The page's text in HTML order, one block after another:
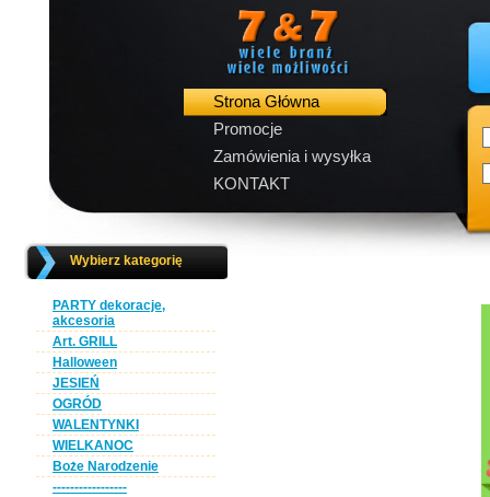
Strona Główna
Promocje
Zamówienia i wysyłka
KONTAKT
Wybierz kategorię
PARTY dekoracje,
akcesoria
Art. GRILL
Halloween
JESIEŃ
OGRÓD
WALENTYNKI
WIELKANOC
Boże Narodzenie
-----------------